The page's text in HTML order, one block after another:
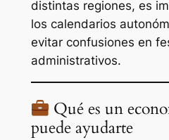
distintas regiones, es
los calendarios
evitar confusiones en
administrativos.
Qué es un
puede ayudarte